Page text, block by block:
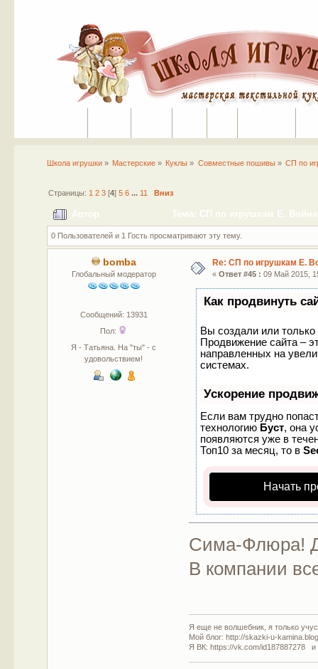
Школа игрушки» Мастерские » Куклы » Совместные пошивы» СП по
Страницы: 1 2 3[4] 5 6 ... 11 Вниз
Автор Тема: СП по игрушкам Е.
0 Пользователей и 1 Гость просматривают эту тему.
bomba
Глобальный модератор
Сообщений: 13931
Пол:
Я - Татьяна. На "ты" - с
удовольствием!
Re: СП по игрушкам Е.
« Ответ #45 : 09 Май 2015,
Как продвинуть
Вы создали или только
Продвижение сайта –
направленных на
системах.
Ускорение
Если вам трудно
технологию Буст, она
появляются уже в
Топ10 за месяц, то в
Начать
Сима-Флюра!
В компании
Я еще не волшебник, я только
Мой блог: http://skazki-u-
Я ВК: https://vk.com/id187887278 и